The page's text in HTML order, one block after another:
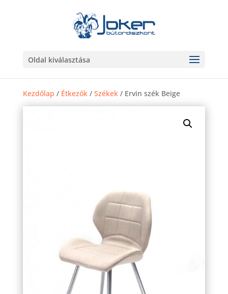
Oldal kiválasztása
Kezdőlap / Étkezők/ Székek/ Ervin szék Beige